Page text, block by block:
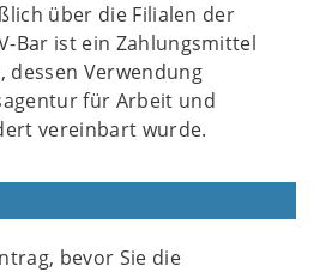
über die Filialen der
Bar ist ein Zahlungsmittel
dessen Verwendung
für Arbeit und
vereinbart wurde.
bevor Sie die